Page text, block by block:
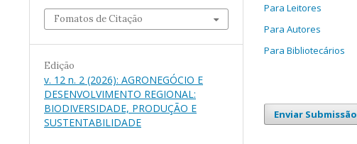
Fomatos de Citação
Edição
v. 12 n. 2 (2026): AGRONEGÓCIO E
DESENVOLVIMENTO REGIONAL:
BIODIVERSIDADE, PRODUÇÃO E
SUSTENTABILIDADE
Para Leitores
Para Autores
Para Bibliotecários
Enviar Submissão